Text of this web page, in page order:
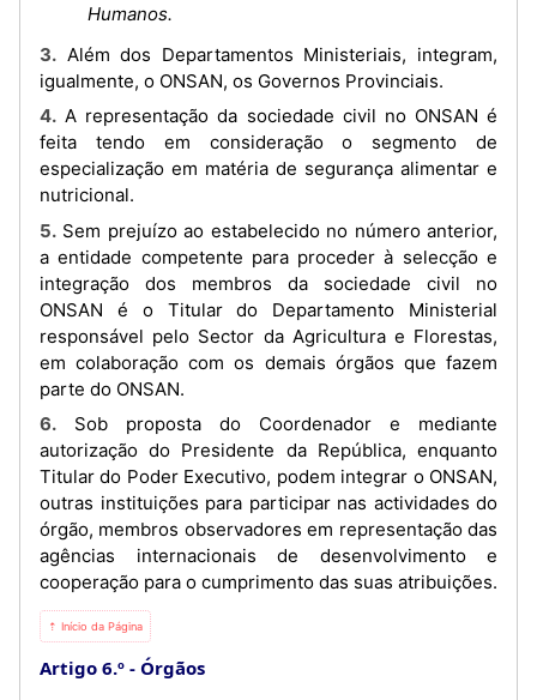
Humanos.
3. Além dos Departamentos Ministeriais, integram,
igualmente, o ONSAN, os Governos Provinciais.
4. A representação da sociedade civil no ONSAN é
feita tendo em consideração o segmento de
especialização em matéria de segurança alimentar e
nutricional.
5. Sem prejuízo ao estabelecido no número anterior,
a entidade competente para proceder à selecção e
integração dos membros da sociedade civil no
ONSAN é o Titular do Departamento Ministerial
responsável pelo Sector da Agricultura e Florestas,
em colaboração com os demais órgãos que fazem
parte do ONSAN.
6. Sob proposta do Coordenador e mediante
autorização do Presidente da República, enquanto
Titular do Poder Executivo, podem integrar o ONSAN,
outras instituições para participar nas actividades do
órgão, membros observadores em representação das
agências internacionais de desenvolvimento e
cooperação para o cumprimento das suas atribuições.
⇡ Início da Página
Artigo 6.º Órgãos